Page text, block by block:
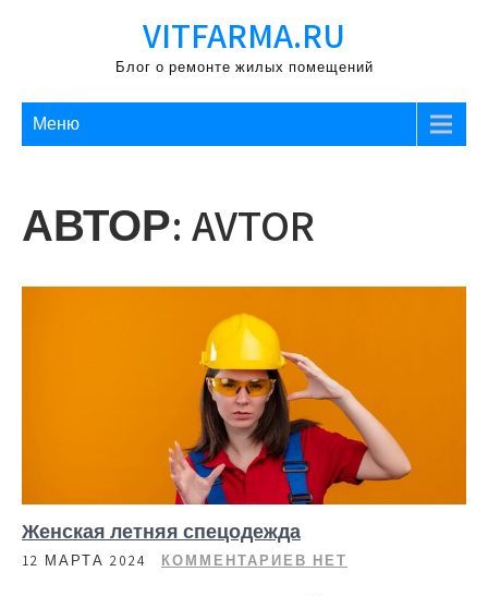
VITFARMA.RU
Блог о ремонте жилых помещений
Меню
АВТОР: AVTOR
Женская летняя спецодежда
12 МАРТА 2024 КОММЕНТАРИЕВ НЕТ